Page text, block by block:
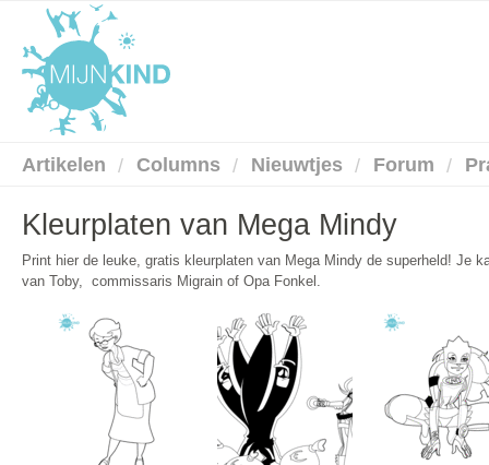
Artikelen Columns Nieuwtjes Forum
Kleurplaten van Mega Mindy
Print hier de leuke, gratis kleurplaten van Mega Mindy de superheld! Je
van Toby, commissaris Migrain of Opa Fonkel.